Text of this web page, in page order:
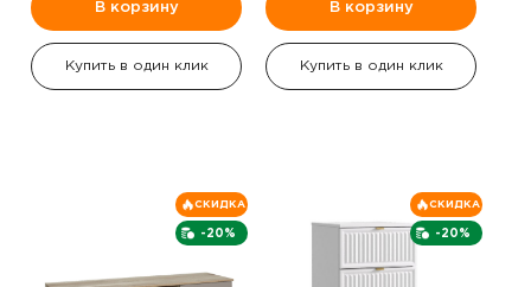
В корзину
Купить в один клик
В корзину
Купить в один клик
-20%
СКИДКА
-20%
СКИДКА